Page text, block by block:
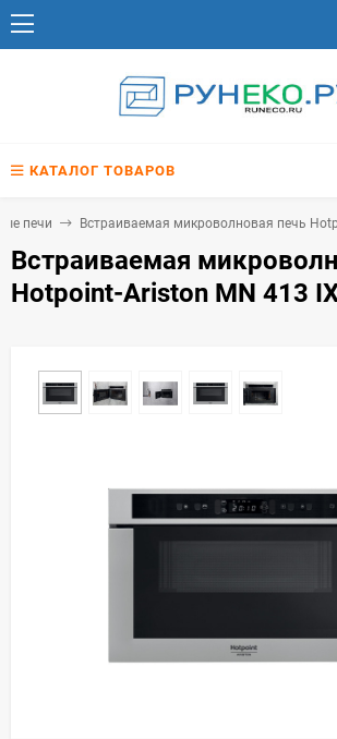
КАТАЛОГ ТОВАРОВ
печи Встраиваемая микроволновая печь
Встраиваемая
Hotpoint-Ariston MN 413